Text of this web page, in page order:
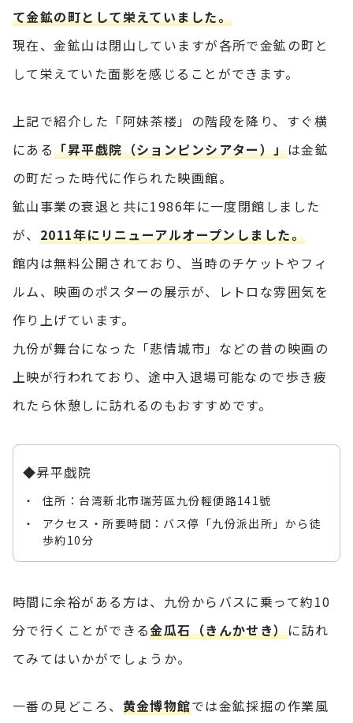
て金鉱の町として栄えていました。
現在、金鉱山は閉山していますが各所で金鉱の町と
して栄えていた面影を感じることができます。
上記で紹介した「阿妹茶楼」の階段を降り、すぐ横
にある「昇平戯院（ションピンシアター）」は金鉱
の町だった時代に作られた映画館。
鉱山事業の衰退と共に1986年に一度閉館しました
が、 2011年にリニューアルオープンしました。
館内は無料公開されており、当時のチケットやフィ
ルム、映画のポスターの展示が、レトロな雰囲気を
作り上げています。
九份が舞台になった「悲情城市」などの昔の映画の
上映が行われており、途中入退場可能なので歩き疲
れたら休憩しに訪れるのもおすすめです。
◆昇平戯院
住所：台湾新北市瑞芳區九份輕便路141號
アクセス・所要時間：バス停「九份派出所」から徒
歩約10分
時間に余裕がある方は、九份からバスに乗って約10
分で行くことができる金瓜石（きんかせき）に訪れ
てみてはいかがでしょうか。
一番の見どころ、 黄金博物館では金鉱採掘の作業風